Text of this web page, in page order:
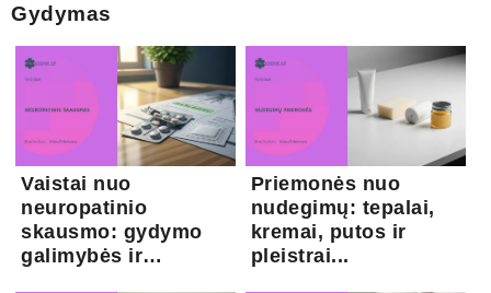
Gydymas
Vaistai nuo
neuropatinio
skausmo: gydymo
galimybės ir
Priemonės nuo
nudegimų: tepalai,
kremai, putos ir
pleistrai...